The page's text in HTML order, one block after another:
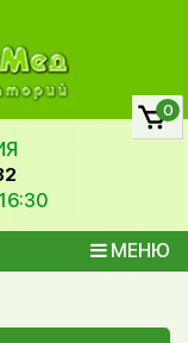
МЕНЮ
0